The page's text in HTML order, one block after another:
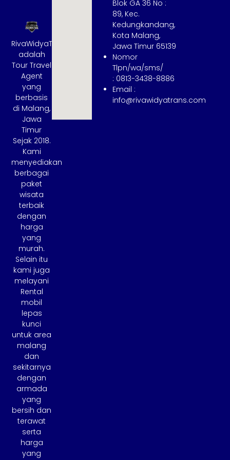
RivaWidyaTrans
adalah
Tour Travel
Agent
yang
berbasis
di Malang,
Jawa
Timur
Sejak 2018.
Kami
menyediakan
berbagai
paket
wisata
terbaik
dengan
harga
yang
murah.
Selain itu
kami juga
melayani
Rental
mobil
lepas
kunci
untuk area
malang
dan
sekitarnya
dengan
armada
yang
bersih dan
terawat
serta
harga
yang
Blok GA 36 No :
89, Kec.
Kedungkandang,
Kota Malang,
Jawa Timur 65139
Nomor
Tlpn/wa/sms/
: 0813-3438-8886
Email :
info@rivawidyatrans.com